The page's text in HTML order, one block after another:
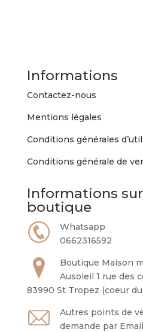
Informations
Contactez-nous
Mentions légales
Conditions générales
Conditions générale de
Informations
boutique
Whatsapp
0662316592
Boutique Maison
Ausoleil 1 rue des
83990 St Tropez (coeur
Autres points de
demande par